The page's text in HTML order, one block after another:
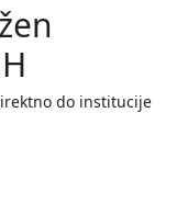
do institucije